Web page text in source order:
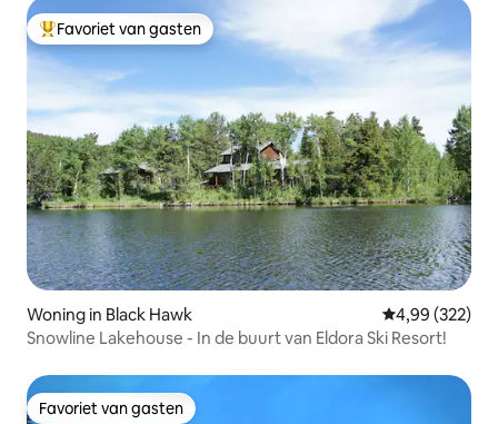
Topfavoriet van gasten
Favoriet van gasten
Woning in Black Hawk Gemiddelde
4,99 (322)
Snowline Lakehouse - In de buurt van Eldora Ski Resort!
Favoriet van gasten
Favoriet van gasten